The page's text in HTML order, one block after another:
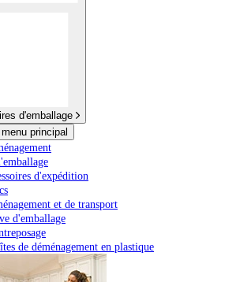
d'emballage
principal
d'expédition
et de transport
d'emballage
de déménagement en plastique